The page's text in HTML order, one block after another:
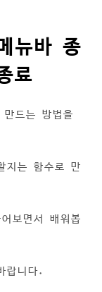
뉴바 종
료
드는 방법을
지는 함수로 만
보면서 배워봅
랍니다.